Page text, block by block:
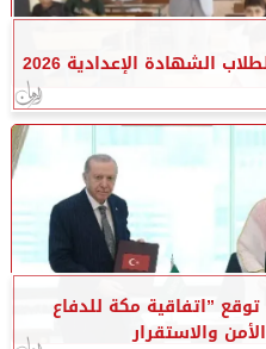
الشهادة الإعدادية 2026
”اتفاقية مكة للدفاع
والاستقرار